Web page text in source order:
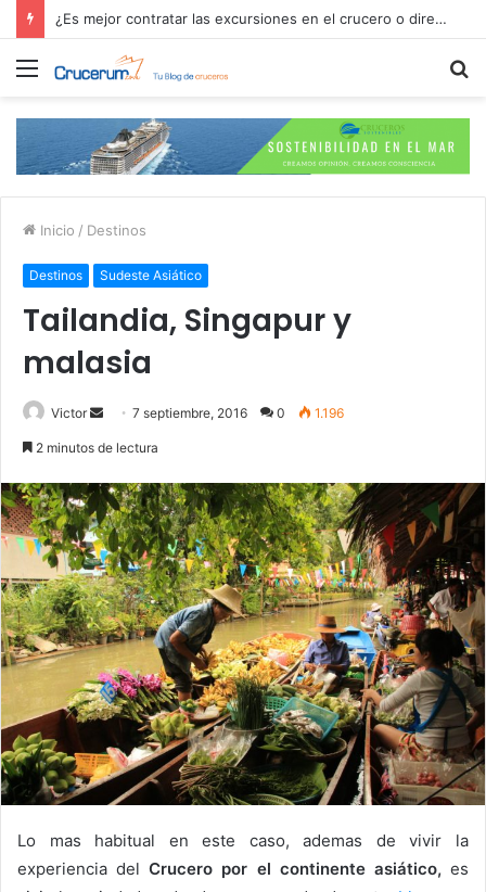
¿Es mejor contratar las excursiones en el crucero o directamente en el puerto?
Menú
Inicio / Destinos
Destinos Sudeste Asiático
Tailandia, Singapur y
malasia
Victor
Send7 septiembre, 2016 0 1.196
2 minutos de lectura
Lo mas habitual en este caso, ademas de vivir la
experiencia delCrucero por el continente asiático, es